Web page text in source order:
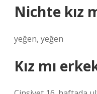
Nichte kız
yeğen, yeğen
Kız mı